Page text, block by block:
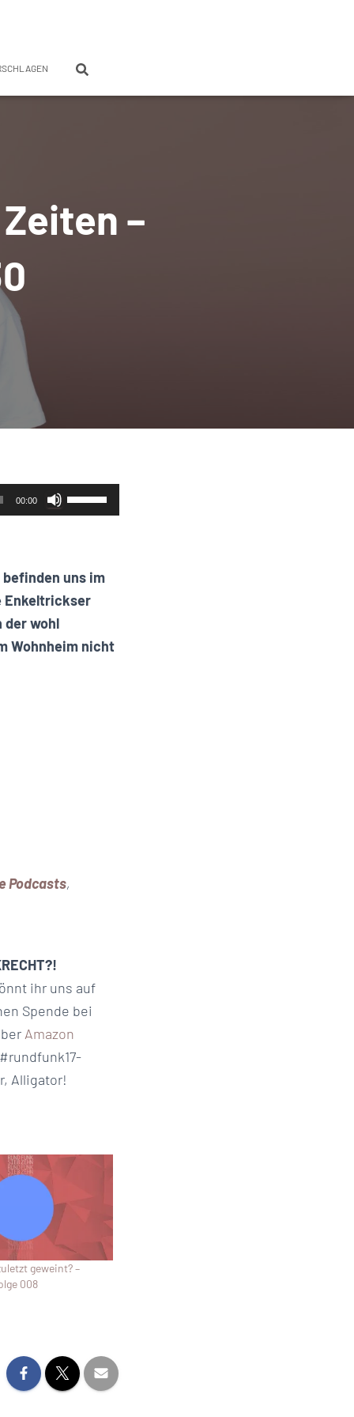
–
00:00
Pfeiltasten
Hoch/Runter
die
Lautstärke
regeln.
befinden uns im
Enkeltrickser
der wohl
Wohnheim nicht
Podcasts,
ihr uns auf
Spende bei
Amazon
Alligator!
geweint? –
008